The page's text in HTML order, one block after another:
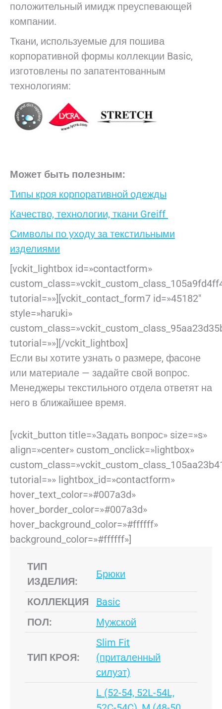
положительный имидж преуспевающей
компании.
Ткани, используемые для пошива
корпоративной формы коллекции Basic,
изготовлены по запатентованным
технологиям:
Может быть полезным:
Типы кроя корпоративной одежды
Качество, технологии, ткани Greiff
Символы по уходу за текстильными
изделиями
[vckit_lightbox id=»contactform»
tutorial=»»][vckit_contact_form7 id=»45182″
style=»haruki»
tutorial=»»][/vckit_lightbox]
Если вы хотите узнать о размере, фасоне
или материале — задайте свой вопрос.
Менеджеры текстильного отдела ответят на
него в ближайшее время.
[vckit_button title=»Задать вопрос» size=»s»
align=»center» custom_onclick=»lightbox»
tutorial=»» lightbox_id=»contactform»
hover_text_color=»#007a3d»
hover_border_color=»#007a3d»
hover_background_color=»#ffffff»
background_color=»#ffffff»]
ТИП
ИЗДЕЛИЯ:
Брюки
КОЛЛЕКЦИЯ
Basic
ПОЛ:
Мужской
ТИП КРОЯ:
Slim Fit
(приталенный
силуэт)
L (52-54, 52L-54L,